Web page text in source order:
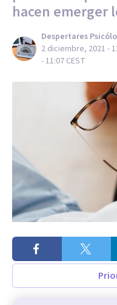
hacen emerger
Despertares
2 diciembre, 2021 -
- 11:07 CEST